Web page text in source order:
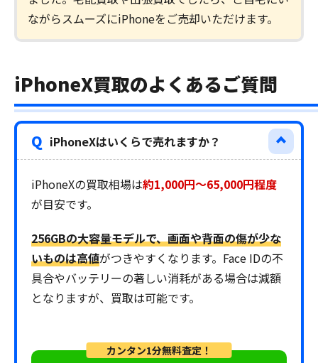
ながらスムーズにiPhoneをご売却いただけます。
iPhoneX買取のよくあるご質問
Q iPhoneXはいくらで売れますか？
iPhoneXの買取相場は約1,000円～65,000円程度
が目安です。
256GBの大容量モデルで、画面や背面の傷が少な
いものは高値がつきやすくなります。Face IDの不
具合やバッテリーの著しい消耗がある場合は減額
となりますが、買取は可能です。
カンタン1分無料査定！